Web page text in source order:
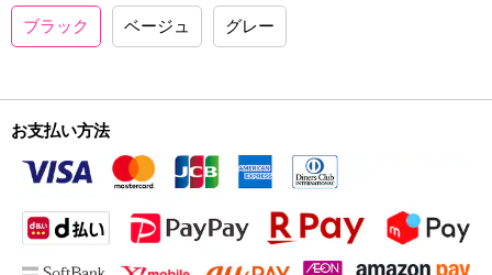
ブラック ベージュ グレー
お支払い方法